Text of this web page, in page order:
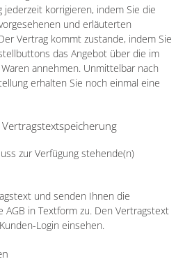
korrigieren, indem Sie die
und erläuterten
Vertrag kommt zustande, indem Sie
das Angebot über die im
annehmen. Unmittelbar nach
erhalten Sie noch einmal eine
zur Verfügung stehende(n)
und senden Ihnen die
AGB in Textform zu. Den Vertragstext
Login einsehen.